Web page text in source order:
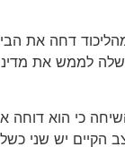
דחה את
לממש את
כי הוא דוחה